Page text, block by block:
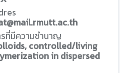
รที่มีความชำนาญ
controlled/living
in dispersed